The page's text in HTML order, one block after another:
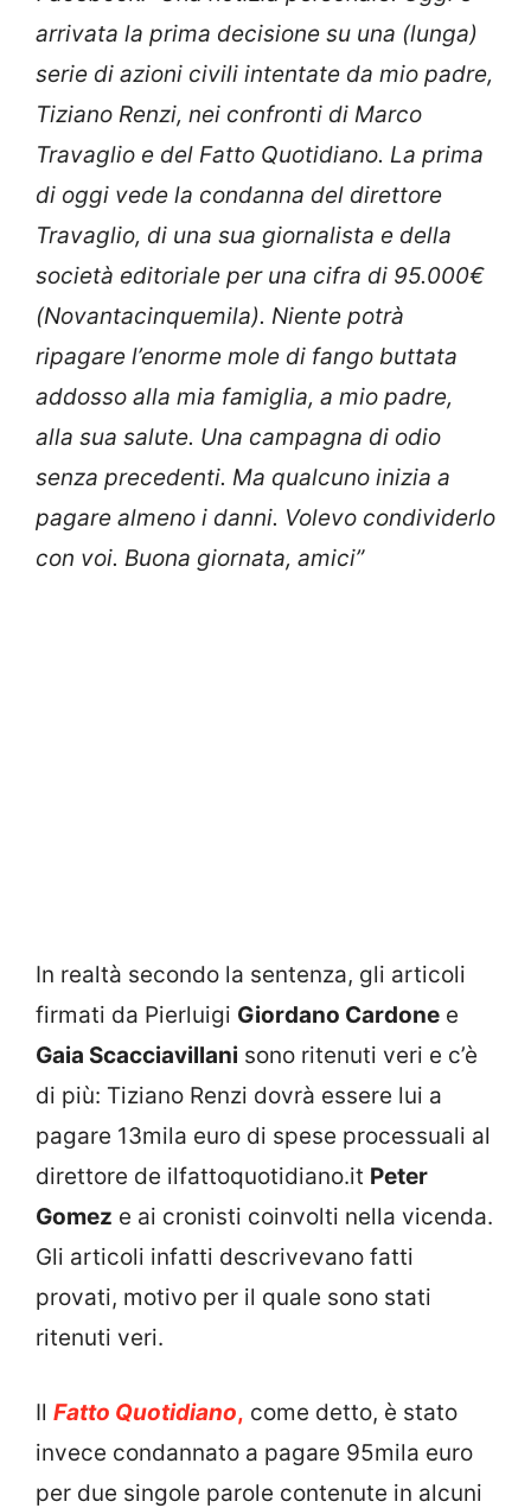
arrivata la prima decisione su una (lunga)
serie di azioni civili intentate da mio padre,
Tiziano Renzi, nei confronti di Marco
Travaglio e del Fatto Quotidiano. La prima
di oggi vede la condanna del direttore
Travaglio, di una sua giornalista e della
società editoriale per una cifra di 95.000€
(Novantacinquemila). Niente potrà
ripagare l’enorme mole di fango buttata
addosso alla mia famiglia, a mio padre,
alla sua salute. Una campagna di odio
senza precedenti. Ma qualcuno inizia a
pagare almeno i danni. Volevo condividerlo
con voi. Buona giornata, amici”
In realtà secondo la sentenza, gli articoli
firmati da Pierluigi Giordano Cardone e
Gaia Scacciavillani sono ritenuti veri e c’è
di più: Tiziano Renzi dovrà essere lui a
pagare 13mila euro di spese processuali al
direttore de ilfattoquotidiano.it Peter
Gomez e ai cronisti coinvolti nella vicenda.
Gli articoli infatti descrivevano fatti
provati, motivo per il quale sono stati
ritenuti veri.
Il Fatto Quotidiano, come detto, è stato
invece condannato a pagare 95mila euro
per due singole parole contenute in alcuni